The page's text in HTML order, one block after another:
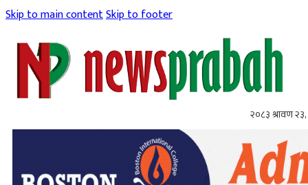
Skip to main contentSkip to footer
२०८३ श्रावण २३,